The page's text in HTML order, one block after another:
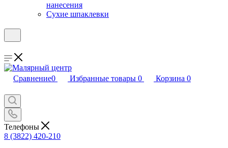
нанесения
Сухие шпаклевки
Сравнение0 Избранные товары 0 Корзина 0
Телефоны
8 (3822) 420-210